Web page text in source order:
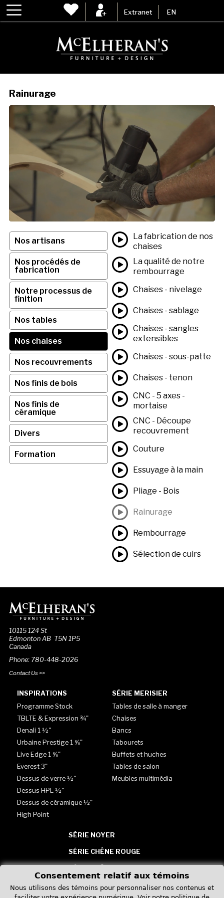
Extranet EN
Rainurage
Nos artisans
Nos procédés de
fabrication
Notre processus de
finition
Nos tables
Nos chaises
Nos recouvrements
Nos finis de bois
Nos finis de
céramique
Divers
Formation
La fabrication de nos
chaises
La qualité de notre
rembourrage
Chaises - nivelage
Chaises - sablage
Chaises - sangles
extensibles
Chaises - sous-patte
Chaises - tenon
CNC - 5 axes -
mortaise
CNC - Découpe
recouvrement
Couture
Essuyage à la main
Pliage - Bois
Rainurage
Rembourrage
Sélection de cuirs
10115 124 St
Edmonton AB T5N 1P5
Canada
Phone: 780-448-2026
Contact Us >>
INSPIRATIONS
Programme Stock
TBLTE & Expression ¾"
Denali 1 ½"
Urbaine Prestige 1 ⅝"
Live Edge 1 ⅝"
Everest 3"
Dessus de verre ½"
Dessus HPL ½"
Dessus de céramique ½"
High Point
SÉRIE MERISIER
Tables de salle à manger
Chaises
Bancs
Tabourets
Buffets et huches
Tables de salon
Meubles multimédia
SÉRIE NOYER
SÉRIE CHÊNE ROUGE
SÉRIE CHÊNE BLANC
TABLES - VERRE, HPL &
CÉRAMIQUE
Consentement relatif aux témoins
Nous utilisons des témoins pour personnaliser nos contenus et